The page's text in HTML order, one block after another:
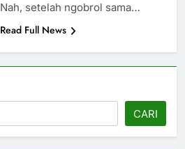
Nah, setelah ngobrol sama…
Read Full News
CARI